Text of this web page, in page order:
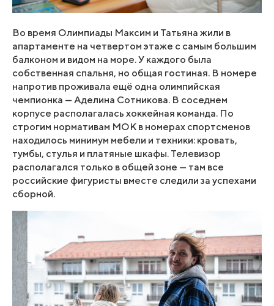
Во время Олимпиады Максим и Татьяна жили в
апартаменте на четвертом этаже с самым большим
балконом и видом на море. У каждого была
собственная спальня, но общая гостиная. В номере
напротив проживала ещё одна олимпийская
чемпионка — Аделина Сотникова. В соседнем
корпусе располагалась хоккейная команда. По
строгим нормативам МОК в номерах спортсменов
находилось минимум мебели и техники: кровать,
тумбы, стулья и платяные шкафы. Телевизор
располагался только в общей зоне — там все
российские фигуристы вместе следили за успехами
сборной.